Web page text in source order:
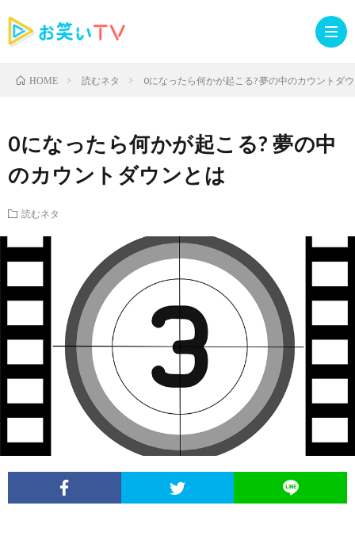
記
事
知
ら
イ
ベ
ト
ラ
レ
ポ
ト
ネ
タ
ン
タ
ュ
お
笑
芸
HOME 読むネタ 0になったら何かが起こる? 夢の中のカウントダ
0になったら何かが起こる? 夢の中
のカウントダウンとは
読むネタ